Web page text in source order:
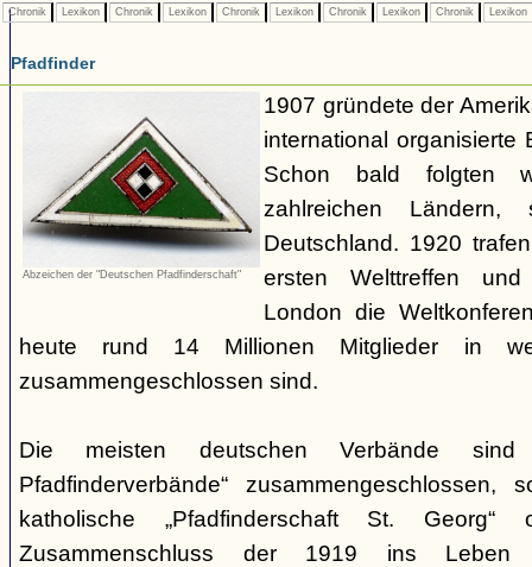
Chronik Lexikon Chronik Lexikon Chronik Lexikon Chronik Lexikon Chronik Lexikon
Pfadfinder
Abzeichen der "Deutschen Pfadfinderschaft"
1907 gründete der
international organisierte
Schon bald folgten
zahlreichen
Deutschland. 1920
ersten Welttreffen
London die
heute rund 14 Millionen Mitglieder in
zusammengeschlossen sind.
Die meisten deutschen Verbände
Pfadfinderverbände“
katholische „Pfadfinderschaft St.
Zusammenschluss der 1919 ins Leben